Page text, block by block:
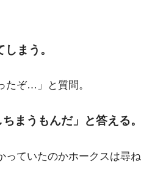
まう。
たぞ…」と質問。
まうもんだ」と答える。
っていたのかホークスは尋ね